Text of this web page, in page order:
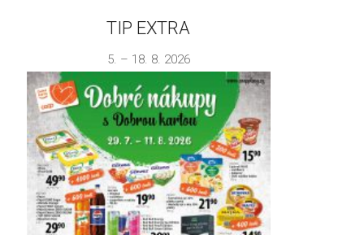
TIP EXTRA
5. – 18. 8. 2026